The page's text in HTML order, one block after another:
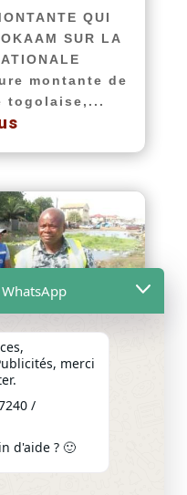
QUI
SUR LA
montante de
togolaise,...
merci
/
d'aide ? 🙂